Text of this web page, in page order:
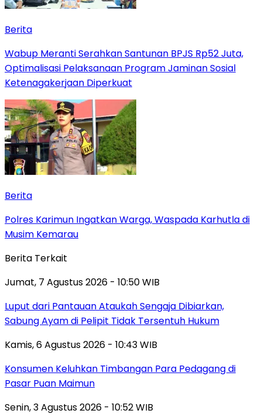
Berita
Wabup Meranti Serahkan Santunan BPJS Rp52 Juta,
Optimalisasi Pelaksanaan Program Jaminan Sosial
Ketenagakerjaan Diperkuat
Berita
Polres Karimun Ingatkan Warga, Waspada Karhutla di
Musim Kemarau
Berita Terkait
Jumat, 7 Agustus 2026 - 10:50 WIB
Luput dari Pantauan Ataukah Sengaja Dibiarkan,
Sabung Ayam di Pelipit Tidak Tersentuh Hukum
Kamis, 6 Agustus 2026 - 10:43 WIB
Konsumen Keluhkan Timbangan Para Pedagang di
Pasar Puan Maimun
Senin, 3 Agustus 2026 - 10:52 WIB